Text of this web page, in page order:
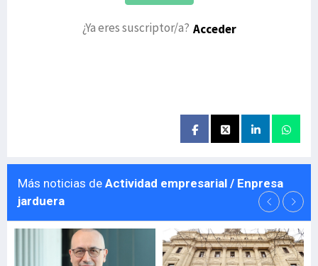
¿Ya eres suscriptor/a? Acceder
Más noticias de Actividad empresarial / Enpresa
jarduera